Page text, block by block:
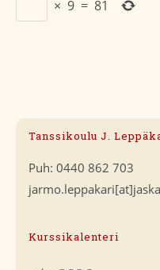
× 9 = 81
Tanssikoulu J.
Puh: 0440 862 703
Kurssikalenteri